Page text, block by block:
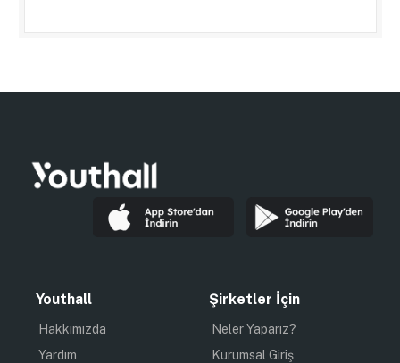
Youthall
Hakkımızda
Yardım
Şirketler İçin
Neler Yaparız?
Kurumsal Giriş